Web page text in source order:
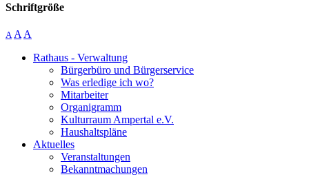
Schriftgröße
A A A
Rathaus - Verwaltung
Bürgerbüro und Bürgerservice
Was erledige ich wo?
Mitarbeiter
Organigramm
Kulturraum Ampertal e.V.
Haushaltspläne
Aktuelles
Veranstaltungen
Bekanntmachungen